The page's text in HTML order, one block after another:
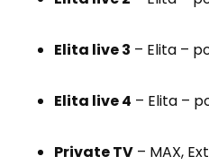
Elita live 3 – Elita –
Elita live 4 – Elita –
Private TV – MAX,